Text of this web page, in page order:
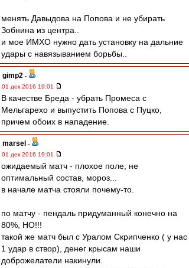
менять Давыдова на Попова и не убирать
Зобнина из центра..
и мое ИМХО нужно дать установку на дальние
удары с навязыванием борьбы..
gimp2 -
01 дек 2016 19:01
В качестве Бреда - убрать Промеса с
Мельгарехо и выпустить Попова с Пуцко,
причем обоих в нападение.
marsel -
01 дек 2016 19:01
ожидаемый матч - плохое поле, не
оптимальный состав, мороз...
в начале матча стояли почему-то.
по матчу - пендаль придуманный конечно на
80%, НО!!!
такой же матч был с Уралом Скрипченко ( у нас
1 удар в створ), денег крысам наши
доброжелатели накинули.